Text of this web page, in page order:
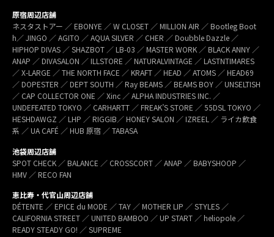
原宿周辺店舗
ネスタストアー ／ EBONYE ／ W CLOSET ／ MILLION AIR ／ Bootleg Boot
h／ JINGO ／ AGITO ／ AQUA SILVER ／ CHER ／ Doubble Dazzle ／
HIPHOP DIVAS ／ SHAZBOT ／ LB-03 ／ MASTER WORK ／ BLACK ANNY ／
ANAP ／ DIVASALON ／ ILLSTORE ／ NATURALVINTAGE ／ LASTNTIMARES
／ X-LARGE ／ THE NORTH FACE ／ KRAFT ／ HEAD ／ ATOMS ／ HEAD69
／ DOPESTER ／ DEPT SOUTH ／ Ray BEAMS ／ BEAMS BOY ／ UNSELTISH
／ CAP COLLECTOR ONE ／ Xinc ／ ALPHA INDUSTRIES INC. ／
UNDEFEATED TOKYO ／ CARHARTT ／ FREAK’S STORE ／ 55DSL TOKYO ／
HESHDAWGZ ／ LHP ／ RIGGIB／ HONEY SALON ／ IZREEL ／ ライカ飲食
系 ／ UA CAFÉ ／ HUB 原宿 ／ TABASA
池袋周辺店舗
SPOT CHECK ／ BALANCE ／ CROSSCORT ／ ANAP ／ BABYSHOOP ／
HMV ／ RECO FAN
恵比寿・代官山周辺店舗
DÉTENTE ／ EPICE du MODE ／ TAY ／ MOTHER LIP ／ STYLES ／
CALIFORNIA STREET ／ UNITED BAMBOO ／ UP START ／ heliopole ／
READY STEADY GO! ／ SUPREME